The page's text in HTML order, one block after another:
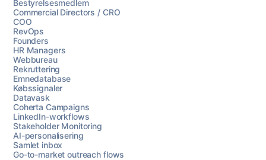
Bestyrelsesmedlem
Commercial Directors / CRO
COO
RevOps
Founders
HR Managers
Webbureau
Rekruttering
Emnedatabase
Købssignaler
Datavask
Coherta Campaigns
LinkedIn-workflows
Stakeholder Monitoring
AI-personalisering
Samlet inbox
Go-to-market outreach flows